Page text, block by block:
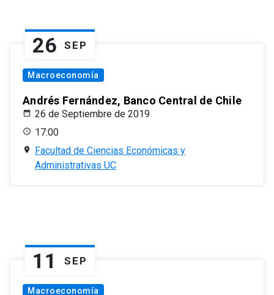
26 SEP
Macroeconomía
Andrés Fernández, Banco Central de Chile
26 de Septiembre de 2019
17:00
Facultad de Ciencias Económicas y
Administrativas UC
11 SEP
Macroeconomía